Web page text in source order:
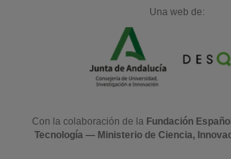
Una web de:
Con la colaboración de la Fundación
Tecnología — Ministerio de Ciencia,